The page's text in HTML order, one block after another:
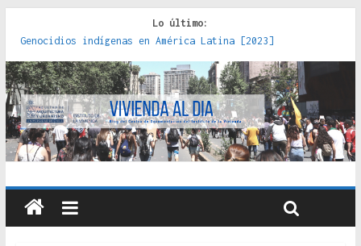
Lo último:
Genocidios indígenas en América Latina [2023]
Estudios sobre la espacialización de los Estados :
políticas, prácticas y representaciones [2022]
Donde el pedernal choca con el acero : hacia una teoría
crítica de las fronteras latinoamericanas [2020]
Criterios técnicos para una vivienda adecuada [2019]
Red de consultorios de la Caja del Seguro Obrero en
Santiago : un patrimonio emblemático [2014]